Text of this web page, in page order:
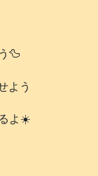
🦆
よう
よ☀️